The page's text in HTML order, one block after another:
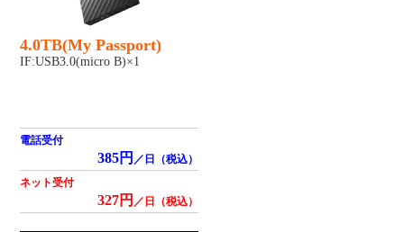
4.0TB(My Passport)
IF:USB3.0(micro B)×1
電話受付
385円 ／日（税込）
ネット受付
327円 ／日（税込）